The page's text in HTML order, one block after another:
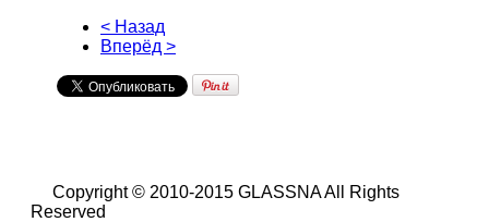
< Назад
Вперёд >
Copyright © 2010-2015 GLASSNA All Rights
Reserved